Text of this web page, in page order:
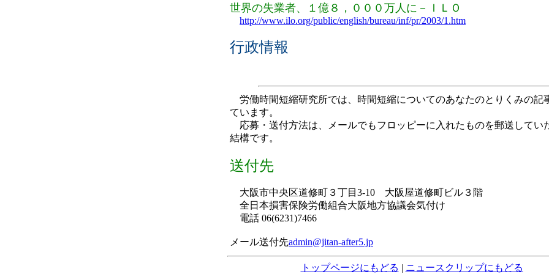
世界の失業者、１億８，０００万人に－ＩＬＯ
http://www.ilo.org/public/english/bureau/inf/pr/2003/1.htm
行政情報
労働時間短縮研究所では、時間短縮についてのあなたのとりくみの記
ています。
応募・送付方法は、メールでもフロッピーに入れたものを郵送してい
結構です。
送付先
大阪市中央区道修町３丁目3-10 大阪屋道修町ビル３階
全日本損害保険労働組合大阪地方協議会気付け
電話 06(6231)7466
メール送付先admin@jitan-after5.jp
トップページにもどる | ニュースクリップにもどる